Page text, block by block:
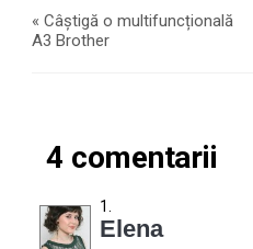
«Câștigă o multifuncțională
A3 Brother
4 comentarii
Elena